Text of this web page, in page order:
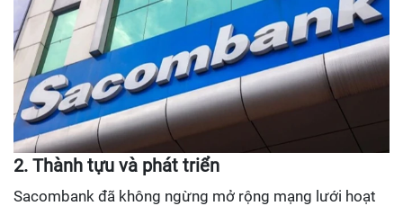
2. Thành tựu và phát triển
Sacombank đã không ngừng mở rộng mạng lưới hoạt